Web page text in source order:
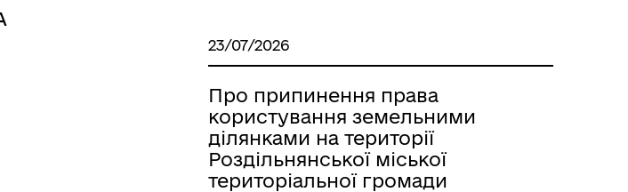
Книга пам'яті полеглих за
23/07/2026
Про припинення права
користування земельними
ділянками на території
Роздільнянської міської
територіальної громади